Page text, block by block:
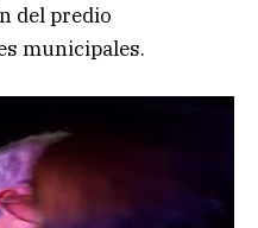
del predio
municipales.